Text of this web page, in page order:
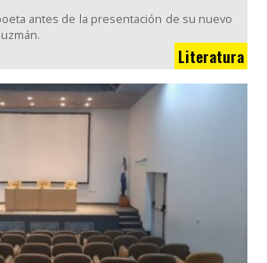
antes de la presentación de su nuevo
Literatura